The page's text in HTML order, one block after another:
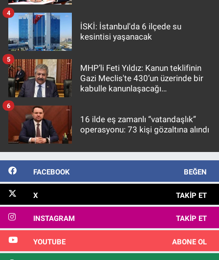
İSKİ: İstanbul'da 6 ilçede su
kesintisi yaşanacak
4
MHP’li Feti Yıldız: Kanun teklifinin
Gazi Meclis'te 430’un üzerinde bir
kabulle kanunlaşacağı
5
16 ilde eş zamanlı “vatandaşlık”
operasyonu: 73 kişi gözaltına alındı
6
FACEBOOK BEĞEN
X TAKIP ET
INSTAGRAM TAKIP ET
YOUTUBE ABONE OL